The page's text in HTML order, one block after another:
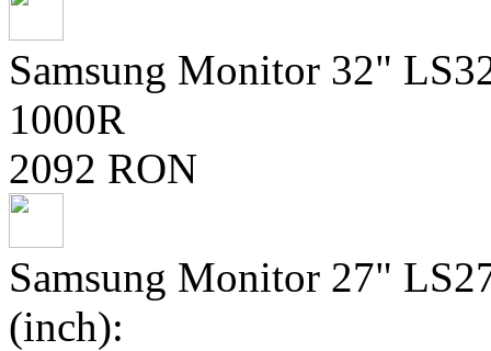
Samsung Monitor 32"
1000R
2092 RON
Samsung Monitor 27"
(inch):